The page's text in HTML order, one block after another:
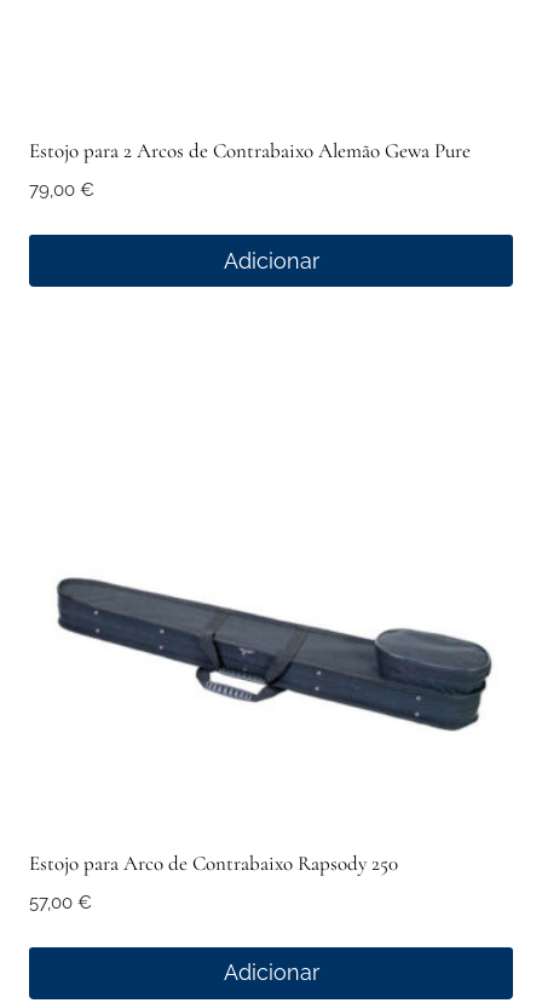
Estojo para 2 Arcos de Contrabaixo Alemão Gewa Pure
79,00 €
Adicionar
Estojo para Arco de Contrabaixo Rapsody 250
57,00 €
Adicionar